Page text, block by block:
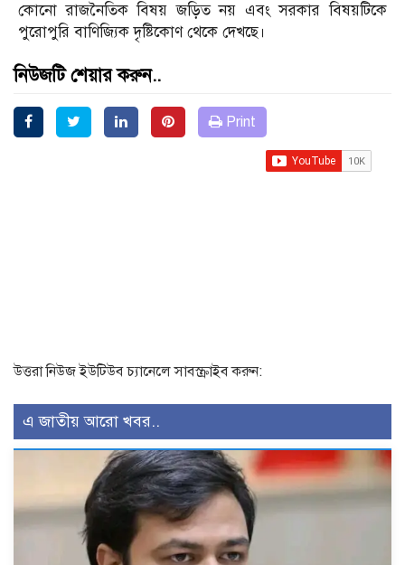
কোনো রাজনৈতিক বিষয় জড়িত নয় এবং সরকার বিষয়টিকে
পুরোপুরি বাণিজ্যিক দৃষ্টিকোণ থেকে দেখছে।
নিউজটি শেয়ার করুন..
Print
উত্তরা নিউজ ইউটিউব চ্যানেলে সাবস্ক্রাইব করুন:
এ জাতীয় আরো খবর..